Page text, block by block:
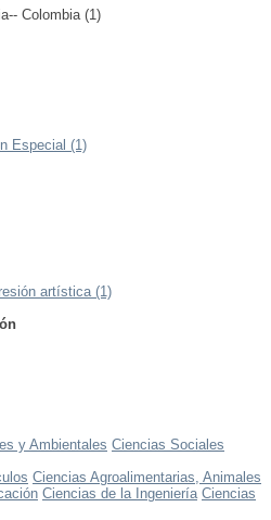
Colombia (1)
Especial (1)
artística (1)
y Ambientales Ciencias Sociales
Ciencias Agroalimentarias, Animales
Ciencias de la Ingeniería Ciencias